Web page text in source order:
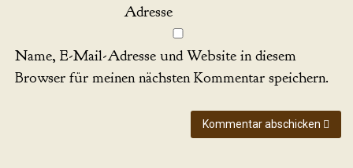
Adresse
Name, E-Mail-Adresse und Website in diesem
Browser für meinen nächsten Kommentar speichern.
Kommentar abschicken